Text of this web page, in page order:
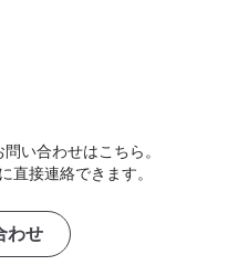
い合わせはこちら。
直接連絡できます。
わせ